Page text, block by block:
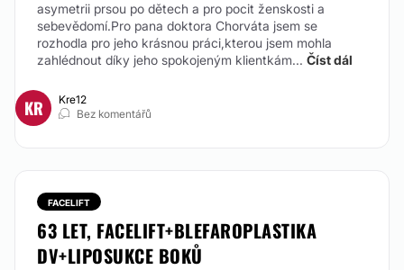
ODSTRANĚNÍ TETOVÁNÍ
cena je pouze orientační závisí od velikosti a jedná se
o 1. sezení ze 6 ti celkem (výhodná cena při
Od:1.250 Kč
MEZONITĚ
8 nití do obličeje - 1kus PLLA Nitě 120mm (4 a 4 nitě
asymetrii prsou po dětech a pro pocit ženskosti a
sebevědomí.Pro pana doktora Chorváta jsem se
rozhodla pro jeho krásnou práci,kterou jsem mohla
zahlédnout díky jeho spokojeným klientkám... Číst dál
KR
Kre12
Bez komentářů
FACELIFT
63 LET, FACELIFT+BLEFAROPLASTIKA
DV+LIPOSUKCE BOKŮ